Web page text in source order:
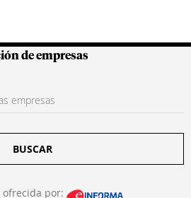
Colombianas
de empresas
BUSCAR
por: